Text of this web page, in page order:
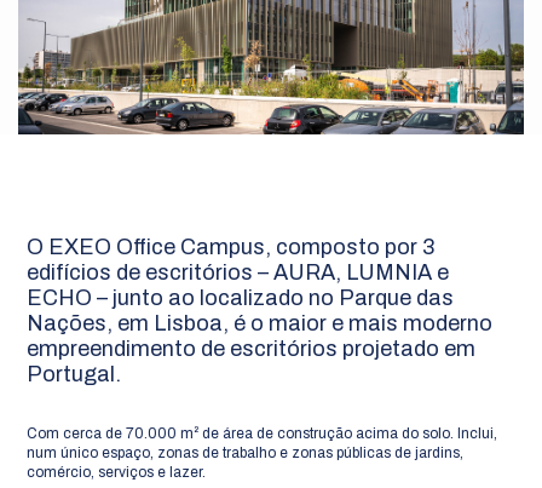
O EXEO Office Campus, composto por 3
edifícios de escritórios – AURA, LUMNIA e
ECHO – junto ao localizado no Parque das
Nações, em Lisboa, é o maior e mais moderno
empreendimento de escritórios projetado em
Portugal.
Com cerca de 70.000 m² de área de construção acima do solo. Inclui,
num único espaço, zonas de trabalho e zonas públicas de jardins,
comércio, serviços e lazer.